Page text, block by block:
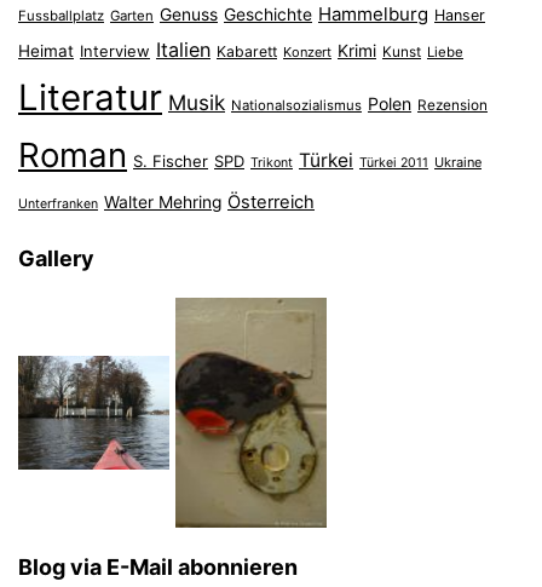
Fussballplatz Garten Genuss Geschichte Hammelburg Hanser
Heimat Interview Italien Kabarett Konzert Krimi Kunst Liebe
Literatur Musik Nationalsozialismus Polen Rezension
Roman S. Fischer SPD Trikont Türkei Türkei 2011 Ukraine
Unterfranken Walter Mehring Österreich
Gallery
Blog via E-Mail abonnieren